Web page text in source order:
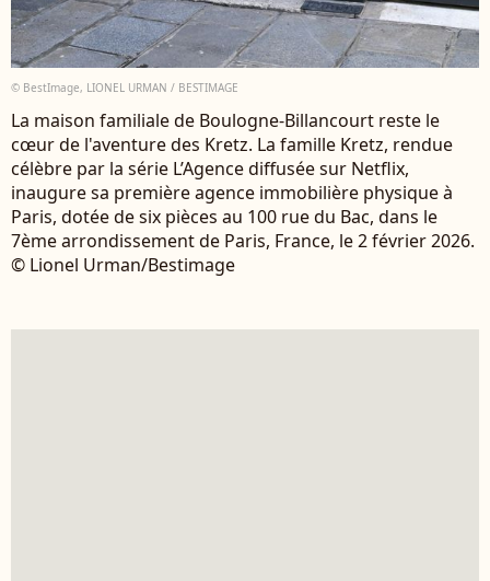
© BestImage, LIONEL URMAN / BESTIMAGE
La maison familiale de Boulogne-Billancourt reste le
cœur de l'aventure des Kretz. La famille Kretz, rendue
célèbre par la série L’Agence diffusée sur Netflix,
inaugure sa première agence immobilière physique à
Paris, dotée de six pièces au 100 rue du Bac, dans le
7ème arrondissement de Paris, France, le 2 février 2026.
© Lionel Urman/Bestimage